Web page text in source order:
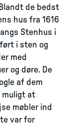
de bedst
hus fra 1616
Stenhus i
i sten og
med
og døre. De
af dem
muligt at
møbler ind
var for